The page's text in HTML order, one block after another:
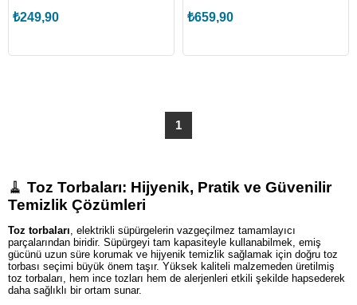
₺249,90
Adet) (ELX.900169083)
₺659,90
1
🧹 Toz Torbaları: Hijyenik, Pratik ve Güvenilir
Temizlik Çözümleri
Toz torbaları , elektrikli süpürgelerin vazgeçilmez tamamlayıcı
parçalarından biridir. Süpürgeyi tam kapasiteyle kullanabilmek, emiş
gücünü uzun süre korumak ve hijyenik temizlik sağlamak için doğru toz
torbası seçimi büyük önem taşır. Yüksek kaliteli malzemeden üretilmiş
toz torbaları, hem ince tozları hem de alerjenleri etkili şekilde hapsederek
daha sağlıklı bir ortam sunar.